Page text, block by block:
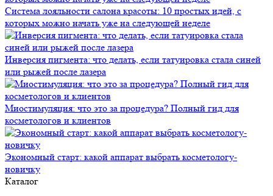
Система лояльности салона красоты: 10 простых идей, с
которых можно начать уже на следующей неделе
Инверсия пигмента: что делать, если татуировка стала синей
или рыжей после лазера
Миостимуляция: что это за процедура? Полный гид для
косметологов и клиентов
Экономный старт: какой аппарат выбрать косметологу-
новичку
Каталог